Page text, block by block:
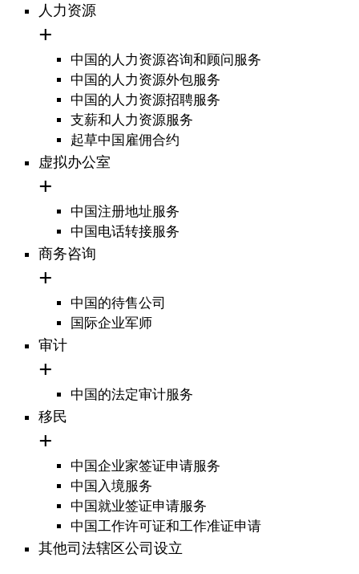
人力资源
中国的人力资源咨询和顾问服务
中国的人力资源外包服务
中国的人力资源招聘服务
支薪和人力资源服务
起草中国雇佣合约
虚拟办公室
中国注册地址服务
中国电话转接服务
商务咨询
中国的待售公司
国际企业军师
审计
中国的法定审计服务
移民
中国企业家签证申请服务
中国入境服务
中国就业签证申请服务
中国工作许可证和工作准证申请
其他司法辖区公司设立